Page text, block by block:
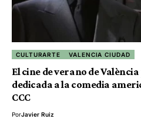
CULTURARTE VALENCIA CIUDAD
El cine de verano de
dedicada a la comedia
CCC
PorJavier Ruiz